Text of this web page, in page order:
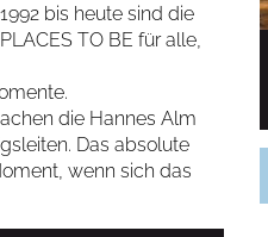
bis heute sind die
TO BE für alle,
die Hannes Alm
Das absolute
wenn sich das